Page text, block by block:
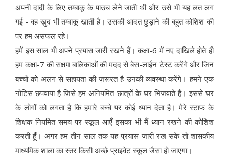
अपनी दादी के लिए तम्बाकू के पाउच लेने जाती थी और उसे भी यह लत लग
गई - वह खुद भी तम्बाकू खाती है। उसकी आदत छुड़ाने की बहुत कोशिश की
पर हम असफल रहे।
हमें इस साल भी अपने प्रयास जारी रखने हैं। कक्षा-6 में नए दाखिले होते ही
हम कक्षा-7 की सक्षम बालिकाओं की मदद से बेस-लाईन टेस्ट करेंगे और जिन
बच्चों को अलग से सहायता की ज़रूरत है उनकी व्यवस्था करेंगे। हमने एक
नोटिस छपवाया है जिसे हम अनियमित छात्रों के घर भिजवाते हैं। इससे घर
के लोगों को लगता है कि हमारे बच्चे पर कोई ध्यान देता है। मेरे स्टाफ के
शिक्षक नियमित समय पर स्कूल आएँ इसका भी मैं ध्यान रखने की कोशिश
करती हूँ। अगर हम तीन साल तक यह प्रयास जारी रख सके तो शासकीय
माध्यमिक शाला का स्तर किसी अच्छे प्राइवेट स्कूल जैसा हो जाएगा।